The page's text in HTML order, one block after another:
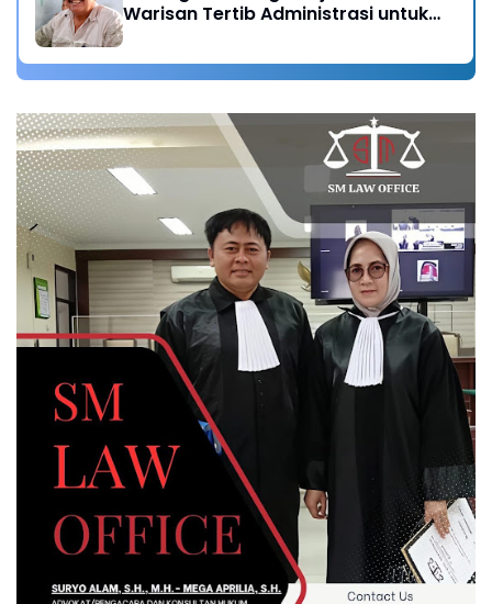
Warisan Tertib Administrasi untuk